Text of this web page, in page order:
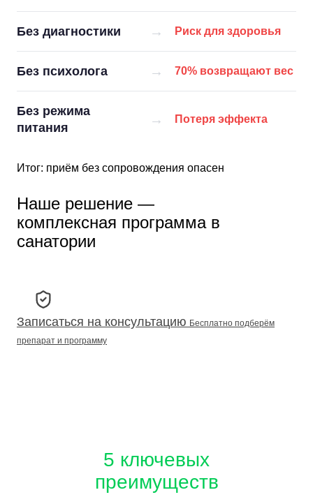
Без диагностики → Риск для здоровья
Без психолога → 70% возвращают вес
Без режима
питания
→ Потеря эффекта
Итог: приём без сопровождения опасен
Наше решение —
комплексная программа в
санатории
Записаться на консультацию Бесплатно подберём
препарат и программу
5 ключевых
преимуществ